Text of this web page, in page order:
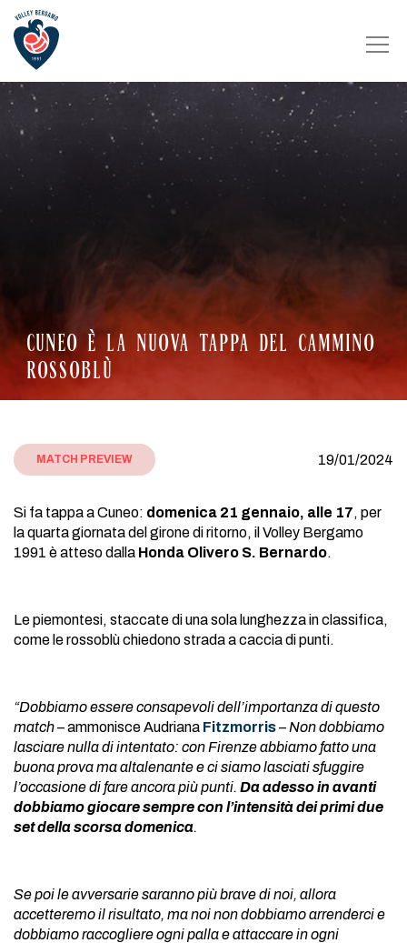
CUNEO È LA NUOVA TAPPA DEL CAMMINO
ROSSOBLÙ
MATCH PREVIEW 19/01/2024
Si fa tappa a Cuneo: domenica 21 gennaio, alle 17, per
la quarta giornata del girone di ritorno, il Volley Bergamo
1991 è atteso dalla Honda Olivero S. Bernardo.
Le piemontesi, staccate di una sola lunghezza in classifica,
come le rossoblù chiedono strada a caccia di punti.
“Dobbiamo essere consapevoli dell’importanza di questo
match– ammonisce Audriana Fitzmorris– Non dobbiamo
lasciare nulla di intentato: con Firenze abbiamo fatto una
buona prova ma altalenante e ci siamo lasciati sfuggire
l’occasione di fare ancora più punti. Da adesso in avanti
dobbiamo giocare sempre con l’intensità dei primi due
set della scorsa domenica.
Se poi le avversarie saranno più brave di noi, allora
accetteremo il risultato, ma noi non dobbiamo arrenderci e
dobbiamo raccogliere ogni palla e attaccare in ogni